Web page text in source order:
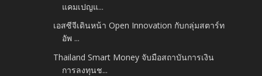
แคมเปญแ...
เอสซีจีเดินหน้า Open Innovation กับกลุ่มสตาร์ท
อัพ ...
Thailand Smart Money จับมือสถาบันการเงิน
การลงทุนช...